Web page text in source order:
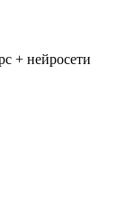
+ нейросети